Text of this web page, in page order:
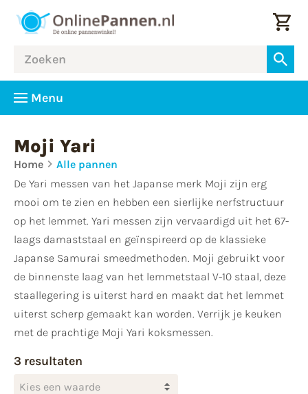
Menu
Moji Yari
Home
Alle pannen
De Yari messen van het Japanse merk Moji zijn erg
mooi om te zien en hebben een sierlijke nerfstructuur
op het lemmet. Yari messen zijn vervaardigd uit het 67-
laags damaststaal en geïnspireerd op de klassieke
Japanse Samurai smeedmethoden. Moji gebruikt voor
de binnenste laag van het lemmetstaal V-10 staal, deze
staallegering is uiterst hard en maakt dat het lemmet
uiterst scherp gemaakt kan worden. Verrijk je keuken
met de prachtige Moji Yari koksmessen.
3 resultaten
Kies een waarde